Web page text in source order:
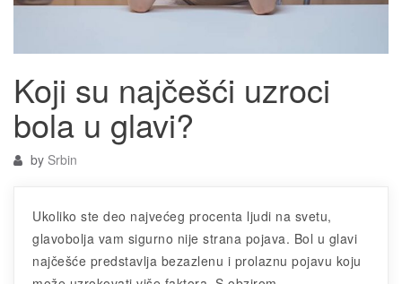
Koji su najčešći uzroci
bola u glavi?
by Srbin
Ukoliko ste deo najvećeg procenta ljudi na svetu,
glavobolja vam sigurno nije strana pojava. Bol u glavi
najčešće predstavlja bezazlenu i prolaznu pojavu koju